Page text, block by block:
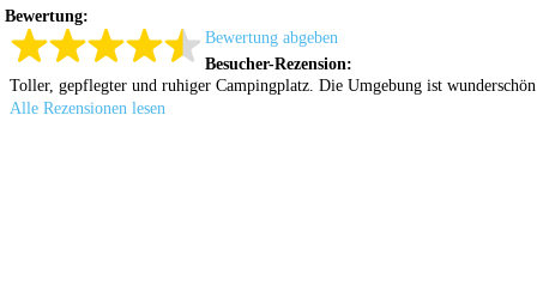
Bewertung:
Bewertung abgeben
Besucher-Rezension:
Toller, gepflegter und ruhiger Campingplatz. Die Umgebung ist
Alle Rezensionen lesen